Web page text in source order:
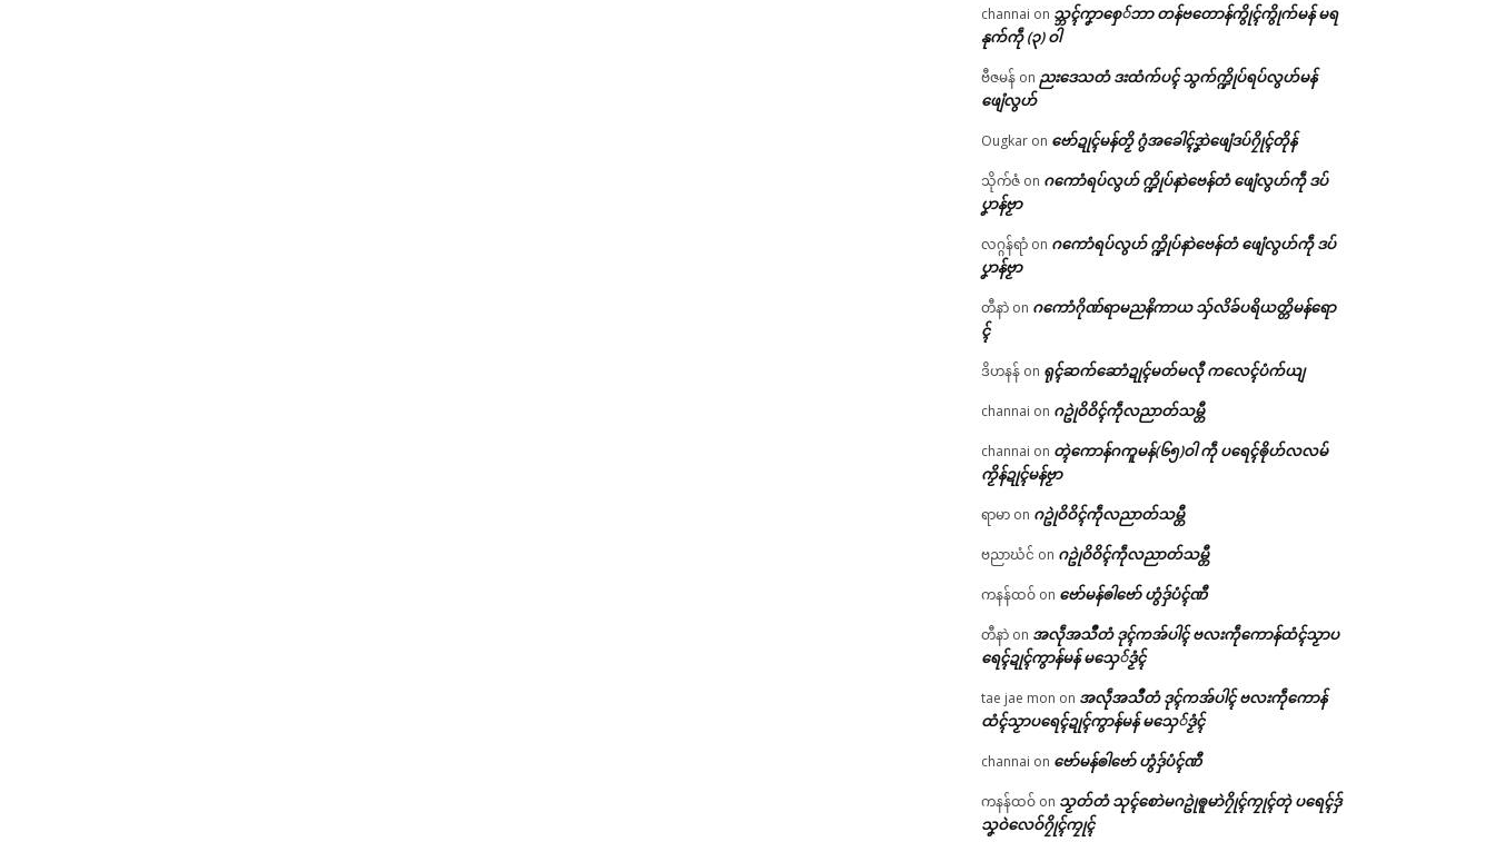
channai on သ္ဘၚ်ကၞာစှေ်ဘာ တန်ဗတောန်ကွိုၚ်ကွိုက်မန် မရ
နုက်ကဵု (၃) ဝါ
ဗီဇမန် on ညးဒေသတံ ဒးထံက်ပၚ် သွက်က္ဍိုပ်ရပ်လွဟ်မန်
ဖျေံလွဟ်
Ougkar on ဗော်ဍုၚ်မန်တၟိ ဂွံအခေါၚ်ဒၞာဲဖျေံဒပ်ဂၠိုၚ်တိုန်
သိုက်ဇံ on ဂကောံရပ်လွဟ် က္ဍိုပ်နာဲဗေန်တံ ဖျေံလွဟ်ကဵု ဒပ်
ပၞာန်ဗၟာ
လဂ္ဂန်ရာံ on ဂကောံရပ်လွဟ် က္ဍိုပ်နာဲဗေန်တံ ဖျေံလွဟ်ကဵု ဒပ်
ပၞာန်ဗၟာ
တီနာဲ on ဂကောံဂိုဏ်ရာမညနိကာယ သှ်လိခ်ပရိယတ္တိမန်ရော
ၚ်
ဒိဟနန် on ရုၚ်ဆက်ဆောံဍုၚ်မတ်မလီု ကလေၚ်ပံက်ယျ
channai on ဂဥုဲဝိဝိၚ်ကဵုလညာတ်သမ္တီ
channai on တ္ၚဲကောန်ဂကူမန်(၆၅)ဝါ ကဵု ပရေၚ်ၜိုဟ်လလမ်
ကၟိန်ဍုၚ်မန်ဗၟာ
ရာမာ on ဂဥုဲဝိဝိၚ်ကဵုလညာတ်သမ္တီ
ဗညာဃံင် on ဂဥုဲဝိဝိၚ်ကဵုလညာတ်သမ္တီ
ကနန်ထဝ် on ဗော်မန်ၜါဗော် ဟွံဒှ်ပံၚ်ဏီ
တီနာဲ on အလဵုအသဳတံ ဒုၚ်ကအ်ပါၚ် ဗလးကဵုကောန်ထံၚ်သၟာပ
ရေၚ်ဍုၚ်ကွာန်မန် မသှေ်ဒၟံၚ်
tae jae mon on အလဵုအသဳတံ ဒုၚ်ကအ်ပါၚ် ဗလးကဵုကောန်
ထံၚ်သၟာပရေၚ်ဍုၚ်ကွာန်မန် မသှေ်ဒၟံၚ်
channai on ဗော်မန်ၜါဗော် ဟွံဒှ်ပံၚ်ဏီ
ကနန်ထဝ် on သၟတ်တံ သုၚ်စောဲမဂဥုဲၜူမာဲဂၠိုၚ်ကၠုၚ်တုဲ ပရေၚ်ဒှ်
သၞဝဲလေဝ်ဂၠိုၚ်ကၠုၚ်